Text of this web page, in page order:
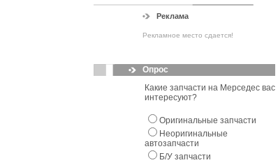
Реклама
Рекламное место сдается!
Опрос
Какие запчасти на Мерседес вас
интересуют?
Оригинальные запчасти
Неоригинальные
автозапчасти
Б/У запчасти